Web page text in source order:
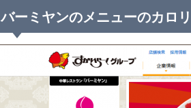
バーミヤンのメニューのカロ